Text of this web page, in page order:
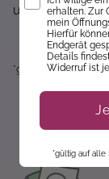
unsere Cookie-
*gültig auf alle
erhalten. Zur
mein
Hierfür
Endgerät
Details
Widerruf ist
*gültig auf alle